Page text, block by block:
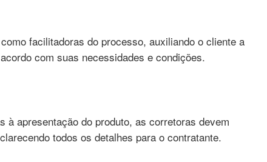
facilitadoras do processo, auxiliando o cliente a
com suas necessidades e condições.
à apresentação do produto, as corretoras devem
todos os detalhes para o contratante.